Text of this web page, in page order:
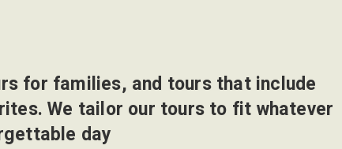
for families, and tours that include
We tailor our tours to fit whatever
day